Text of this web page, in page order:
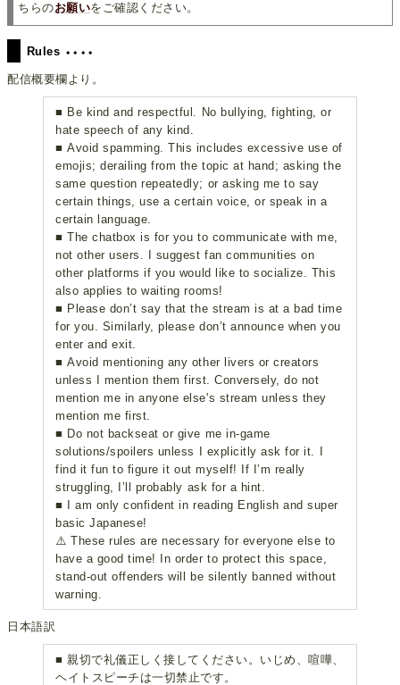
ちらのお願いをご確認ください。
Rules ⬩⬩⬩⬩
配信概要欄より。
■ Be kind and respectful. No bullying, fighting, or
hate speech of any kind.
■ Avoid spamming. This includes excessive use of
emojis; derailing from the topic at hand; asking the
same question repeatedly; or asking me to say
certain things, use a certain voice, or speak in a
certain language.
■ The chatbox is for you to communicate with me,
not other users. I suggest fan communities on
other platforms if you would like to socialize. This
also applies to waiting rooms!
■ Please don’t say that the stream is at a bad time
for you. Similarly, please don’t announce when you
enter and exit.
■ Avoid mentioning any other livers or creators
unless I mention them first. Conversely, do not
mention me in anyone else's stream unless they
mention me first.
■ Do not backseat or give me in-game
solutions/spoilers unless I explicitly ask for it. I
find it fun to figure it out myself! If I’m really
struggling, I’ll probably ask for a hint.
■ I am only confident in reading English and super
basic Japanese!
⚠️ These rules are necessary for everyone else to
have a good time! In order to protect this space,
stand-out offenders will be silently banned without
warning.
日本語訳
■ 親切で礼儀正しく接してください。いじめ、喧嘩、
ヘイトスピーチは一切禁止です。